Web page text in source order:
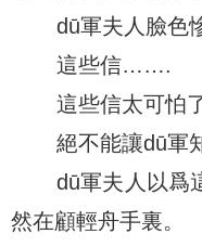
dū軍夫人臉色
這些信…….
這些信太可怕
絕不能讓dū軍
dū軍夫人以爲
然在顧輕舟手裏。